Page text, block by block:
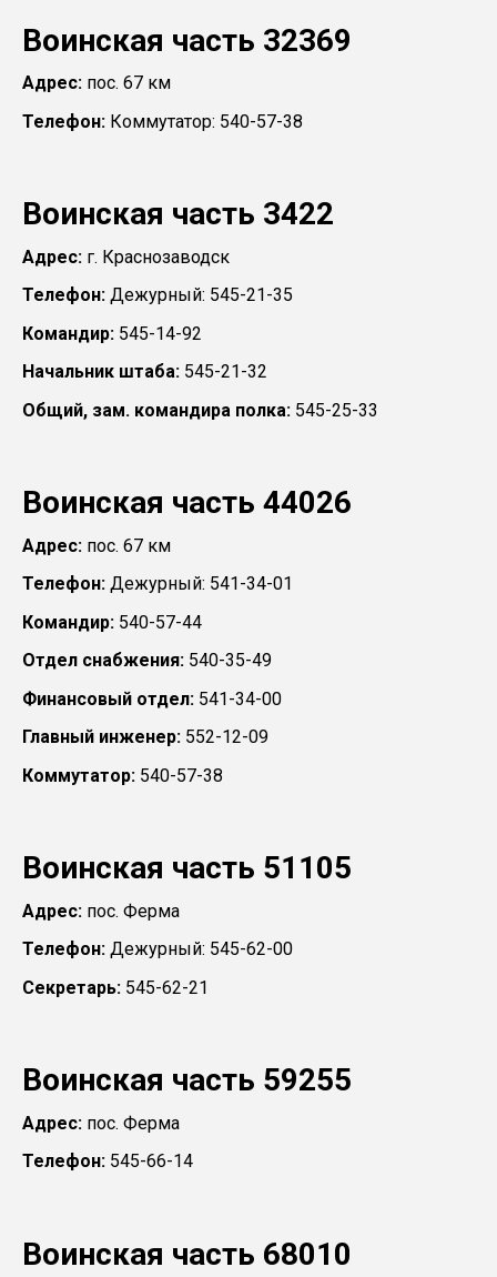
Воинская часть 32369
Адрес: пос. 67 км
Телефон: Коммутатор: 540-57-38
Воинская часть 3422
Адрес: г. Краснозаводск
Телефон: Дежурный: 545-21-35
Командир: 545-14-92
Начальник штаба: 545-21-32
Общий, зам. командира полка: 545-25-33
Воинская часть 44026
Адрес: пос. 67 км
Телефон: Дежурный: 541-34-01
Командир: 540-57-44
Отдел снабжения: 540-35-49
Финансовый отдел: 541-34-00
Главный инженер: 552-12-09
Коммутатор: 540-57-38
Воинская часть 51105
Адрес: пос. Ферма
Телефон: Дежурный: 545-62-00
Секретарь: 545-62-21
Воинская часть 59255
Адрес: пос. Ферма
Телефон: 545-66-14
Воинская часть 68010